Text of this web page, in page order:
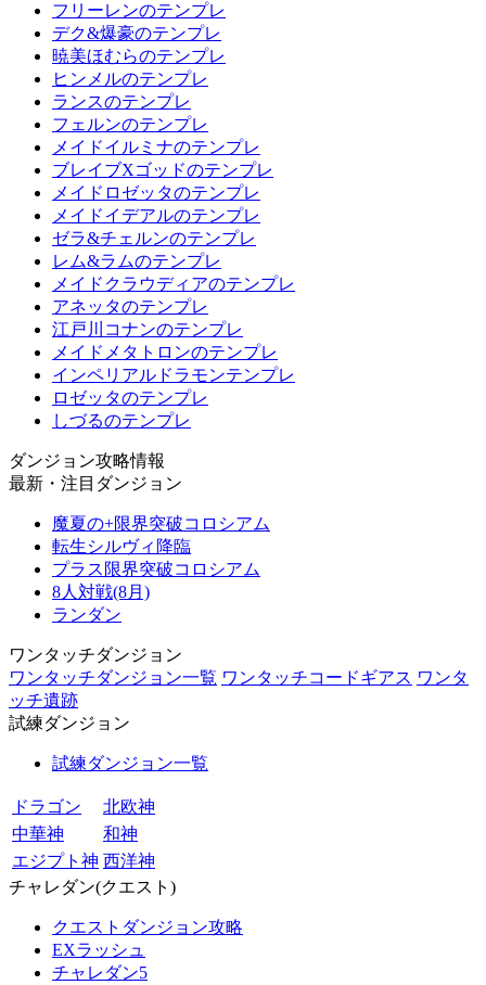
フリーレンのテンプレ
デク&爆豪のテンプレ
暁美ほむらのテンプレ
ヒンメルのテンプレ
ランスのテンプレ
フェルンのテンプレ
メイドイルミナのテンプレ
ブレイブXゴッドのテンプレ
メイドロゼッタのテンプレ
メイドイデアルのテンプレ
ゼラ&チェルンのテンプレ
レム&ラムのテンプレ
メイドクラウディアのテンプレ
アネッタのテンプレ
江戸川コナンのテンプレ
メイドメタトロンのテンプレ
インペリアルドラモンテンプレ
ロゼッタのテンプレ
しづるのテンプレ
ダンジョン攻略情報
最新・注目ダンジョン
魔夏の+限界突破コロシアム
転生シルヴィ降臨
プラス限界突破コロシアム
8人対戦(8月)
ランダン
ワンタッチダンジョン
ワンタッチダンジョン一覧 ワンタッチコードギアス ワンタ
ッチ遺跡
試練ダンジョン
試練ダンジョン一覧
ドラゴン
北欧神
中華神
和神
エジプト神 西洋神
チャレダン(クエスト)
クエストダンジョン攻略
EXラッシュ
チャレダン5